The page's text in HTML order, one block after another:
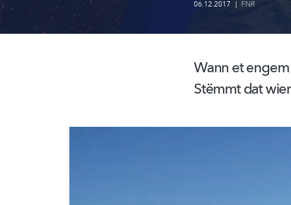
06.12.2017 | FNR
Wann et
Stëmmt dat